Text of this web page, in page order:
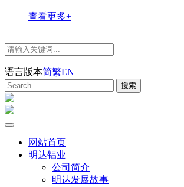
查看更多+
语言版本简繁EN
网站首页
明达铝业
公司简介
明达发展故事